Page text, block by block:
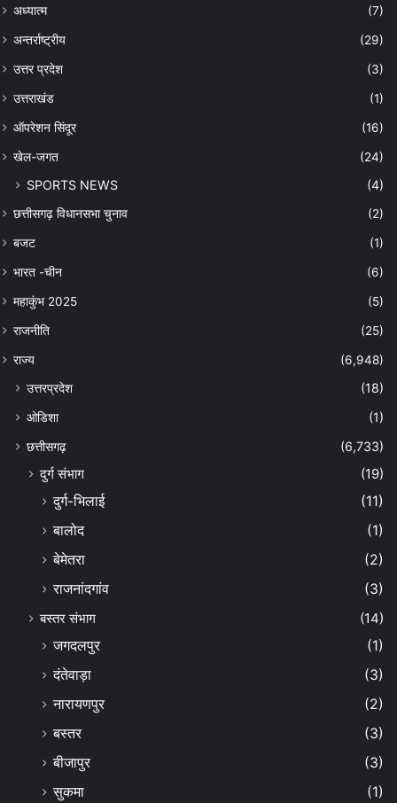
अध्यात्म (7)
अन्तर्राष्ट्रीय (29)
उत्तर प्रदेश (3)
उत्तराखंड (1)
ऑपरेशन सिंदूर (16)
खेल-जगत (24)
SPORTS NEWS (4)
छत्तीसगढ़ विधानसभा चुनाव (2)
बजट (1)
भारत -चीन (6)
महाकुंभ 2025 (5)
राजनीति (25)
राज्य (6,948)
उत्तरप्रदेश
(18)
ओडिशा
(1)
छत्तीसगढ़
(6,733)
दुर्ग संभाग
(19)
दुर्ग-भिलाई
(11)
बालोद
(1)
बेमेतरा
(2)
राजनांदगांव
(3)
बस्तर संभाग
(14)
जगदलपुर
(1)
दंतेवाड़ा
(3)
नारायणपुर
(2)
बस्तर
(3)
बीजापुर
(3)
सुकमा
(1)